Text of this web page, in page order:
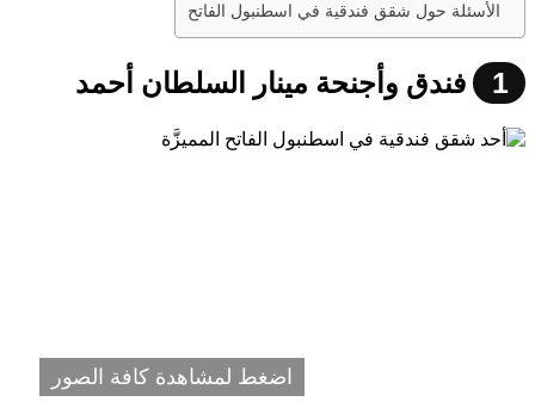
الأسئلة حول شقق فندقية في اسطنبول الفاتح
1 فندق وأجنحة مينار السلطان أحمد
اضغط لمشاهدة كافة الصور